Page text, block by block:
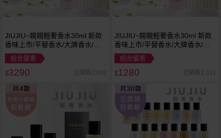
JIUJIU~親親輕奢香水30ml 新款
香味上市/平替香水/大牌香水/大
牌平替
組合優惠
$3290 已銷售2,000
JIUJIU~親親輕奢香水30ml 新款
香味上市/平替香水/大牌香水/大
牌平替
組合優惠
$1280 已銷售2,011